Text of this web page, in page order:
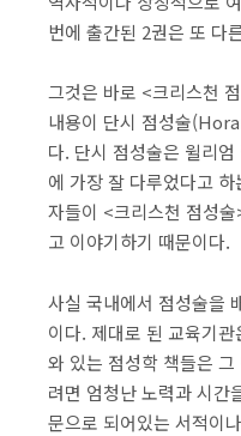
번에 출간된 2권은 또 다
그것은 바로 <크리스천
내용이 단시 점성술
다. 단시 점성술은 윌리
에 가장 잘 다루었다고
자들이 <크리스천 점성
고 이야기하기 때문이다.
사실 국내에서 점성술을
이다. 제대로 된 교육기
와 있는 점성학 책들은
려면 엄청난 노력과 시간
문으로 되어있는 서적이